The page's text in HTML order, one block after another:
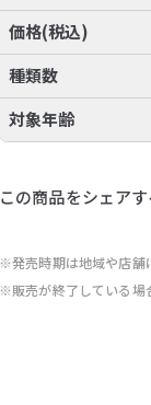
価格(税込)
種類数
対象年齢
この商品をシェアす
※発売時期は地域や店舗
※販売が終了している場